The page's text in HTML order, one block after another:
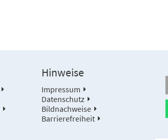
Hinweise
Impressum
Datenschutz
Bildnachweise
Barrierefreiheit